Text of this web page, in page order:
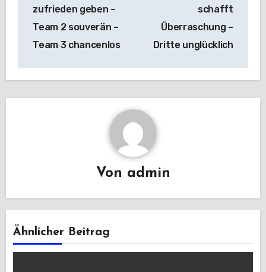
zufrieden geben –
Team 2 souverän –
Team 3 chancenlos
schafft
Überraschung –
Dritte unglücklich
Von admin
Ähnlicher Beitrag